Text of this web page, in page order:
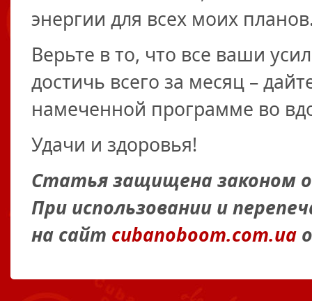
энергии для всех моих
Верьте в то, что все ваши
достичь всего за месяц –
намеченной программе во
Удачи и здоровья!
Статья защищена законом
При использовании и
на сайт cubanoboom.com.ua